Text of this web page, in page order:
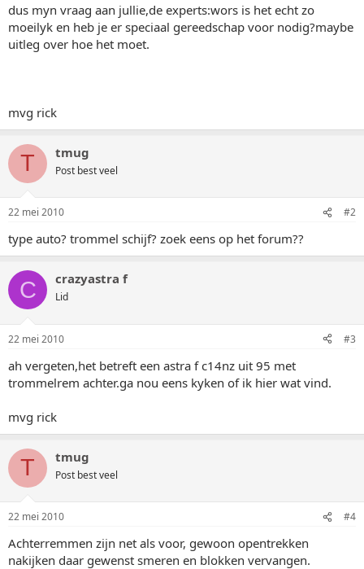
dus myn vraag aan jullie,de experts:wors is het echt zo
moeilyk en heb je er speciaal gereedschap voor nodig?maybe
uitleg over hoe het moet.
mvg rick
T tmug
Post best veel
22 mei 2010 #2
type auto? trommel schijf? zoek eens op het forum??
C crazyastra f
Lid
22 mei 2010 #3
ah vergeten,het betreft een astra f c14nz uit 95 met
trommelrem achter.ga nou eens kyken of ik hier wat vind.
mvg rick
T tmug
Post best veel
22 mei 2010 #4
Achterremmen zijn net als voor, gewoon opentrekken
nakijken daar gewenst smeren en blokken vervangen.